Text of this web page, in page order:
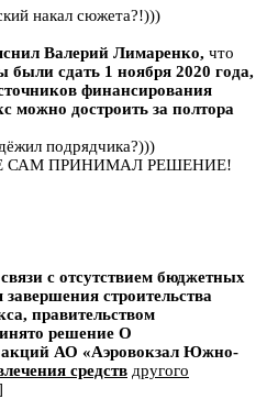
накал сюжета?!)))
Валерий Лимаренко, что
были сдать 1 ноября 2020 года,
финансирования
можно достроить за полтора
подрядчика?)))
НЕ САМ ПРИНИМАЛ РЕШЕНИЕ!
с отсутствием бюджетных
строительства
правительством
решение О
АО «Аэровокзал Южно-
средств другого